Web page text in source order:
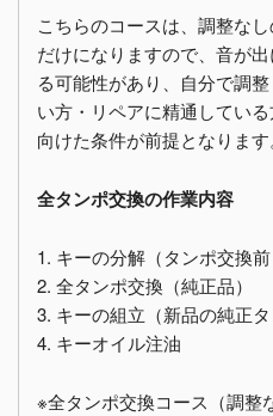
こちらのコースは、調整な
だけになりますので、音が
る可能性があり、自分で調
い方・リペアに精通してい
向けた条件が前提となります
全タンポ交換の作業内容
1. キーの分解（タンポ交換前
2. 全タンポ交換（純正品）
3. キーの組立（新品の純正タ
4. キーオイル注油
※全タンポ交換コース（調整